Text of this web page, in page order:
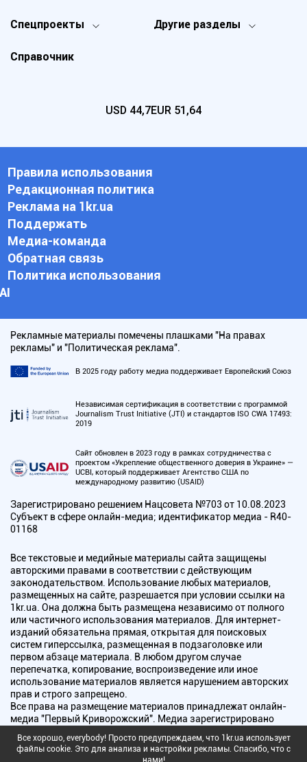
Спецпроекты Другие разделы
Справочник
USD 44,7EUR 51,64
Правила использования
Редакционная политика
Реклама на 1kr.ua
Поддержать
Медиа-команда
Обратная связь
Политика использования
АI
Рекламные материалы помечены плашками "На правах
рекламы" и "Политическая реклама".
В 2025 году работу медиа поддерживает Европейский Союз
Независимая сертификация в соответствии с программой
Journalism Trust Initiative (JTI) и стандартов ISO CWA 17493:
2019
Сайт обновлен в 2023 году в рамках сотрудничества с
проектом «Укрепление общественного доверия в Украине» —
UCBI, который поддерживает Агентство США по
международному развитию (USAID)
Зарегистрировано решением Нацсовета №703 от 10.08.2023
Субъект в сфере онлайн-медиа; идентификатор медиа - R40-
01168
Все текстовые и медийные материалы сайта защищены
авторскими правами в соответствии с действующим
законодательством. Использование любых материалов,
размещенных на сайте, разрешается при условии ссылки на
1kr.ua. Она должна быть размещена независимо от полного
или частичного использования материалов. Для интернет-
изданий обязательна прямая, открытая для поисковых
систем гиперссылка, размещенная в подзаголовке или
первом абзаце материала. В любом другом случае
перепечатка, копирование, воспроизведение или иное
использование материалов является нарушением авторских
прав и строго запрещено.
Все права на размещение материалов принадлежат онлайн-
медиа "Первый Криворожский". Медиа зарегистрировано
радиовещания.
Все хорошо, everybody! Просто предупреждаем, что 1kr.ua использует
файлы cookie. Это для анализа и настройки рекламы. Спасибо, что с
нами!